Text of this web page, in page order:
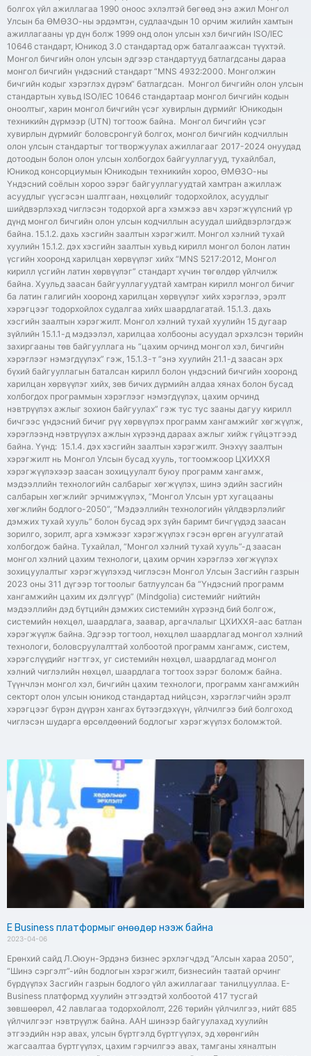
болгох үйл ажиллагаа 1990 оноос эхлэлтэй бөгөөд энэ ажил Монгол
Улсын ба ӨМӨЗО-ны эрдэмтэн, судлаачдын 10 орчим жилийн хамтын
ажиллагааны үр дүн болж 1999 онд олон улсын хэл бичгийн ISO/IEC
10646 стандарт, Юникод 3.0 стандартад орж баталгаажсан түүхтэй.
Монгол бичгийн олон улсын эдгээр стандартууд батлагдсаны дараа
монгол бичгийн үндэсний стандарт “MNS 4932:2000. Монголжин
бичгийн кодыг хэрэглэх дүрэм“ батлагдсан. Монгол бичгийн олон улсын
стандартын хувьд ISO/IEC 10646 стандартаар монгол бичгийн кодын
оноолтыг, харин монгол бичгийн үсэг хувирлын дүрмийг Юникодын
техникийн дүрмээр (UTN) тогтоож байна. Монгол бичгийн үсэг
хувирлын дүрмийг боловсронгуй болгох, монгол бичгийн кодчиллын
олон улсын стандартыг тогтворжуулах ажиллагааг 2017-2024 онуудад
дотоодын болон олон улсын холбогдох байгууллагууд, тухайлбал,
Юникод консорциумын Юникодын техникийн хороо, ӨМӨЗО-ны
Үндэсний соёлын хороо зэрэг байгууллагуудтай хамтран ажиллаж
асуудлыг үүсгэсэн шалтгаан, нөхцөлийг тодорхойлох, асуудлыг
шийдвэрлэхэд чиглэсэн тодорхой арга хэмжээ авч хэрэгжүүлсний үр
дүнд монгол бичгийн олон улсын кодчиллын асуудал шийдвэрлэгдэж
байна. 15.1.2. дахь хэсгийн заалтын хэрэгжилт. Монгол хэлний тухай
хуулийн 15.1.2. дэх хэсгийн заалтын хувьд кирилл монгол болон латин
үсгийн хооронд харилцан хөрвүүлэг хийх “MNS 5217:2012, Монгол
кирилл үсгийн латин хөрвүүлэг” стандарт хүчин төгөлдөр үйлчилж
байна. Хуульд заасан байгууллагуудтай хамтран кирилл монгол бичиг
ба латин галигийн хооронд харилцан хөрвүүлэг хийх хэрэглээ, эрэлт
хэрэгцээг тодорхойлох судалгаа хийх шаардлагатай. 15.1.3. дахь
хэсгийн заалтын хэрэгжилт. Монгол хэлний тухай хуулийн 15 дугаар
зүйлийн 15.1.1-д мэдээлэл, харилцаа холбооны асуудал эрхэлсэн төрийн
захиргааны төв байгууллага нь “цахим орчинд монгол хэл, бичгийн
хэрэглээг нэмэгдүүлэх” гэж, 15.1.3-т “энэ хуулийн 21.1-д заасан эрх
бүхий байгууллагын баталсан кирилл болон үндэсний бичгийн хооронд
харилцан хөрвүүлэг хийх, зөв бичих дүрмийн алдаа хянах болон бусад
холбогдох программын хэрэглээг нэмэгдүүлэх, цахим орчинд
нэвтрүүлэх ажлыг зохион байгуулах” гэж тус тус зааны дагуу кирилл
бичгээс үндэсний бичиг рүү хөрвүүлэх программ хангамжийг хөгжүүлж,
хэрэглээнд нэвтрүүлэх ажлын хүрээнд дараах ажлыг хийж гүйцэтгээд
байна. Үүнд: 15.1.4. дэх хэсгийн заалтын хэрэгжилт. Энэхүү заалтын
хэрэгжилт нь Монгол Улсын бусад хууль, тогтоомжоор ЦХИХХЯ
хэрэгжүүлэхээр заасан зохицуулалт буюу программ хангамж,
мэдээллийн технологийн салбарыг хөгжүүлэх, шинэ эдийн засгийн
салбарын хөгжлийг эрчимжүүлэх, “Монгол Улсын урт хугацааны
хөгжлийн бодлого-2050”, “Мэдээллийн технологийн үйлдвэрлэлийг
дэмжих тухай хууль” болон бусад эрх зүйн баримт бичгүүдэд заасан
зорилго, зорилт, арга хэмжээг хэрэгжүүлэх гэсэн өргөн агуулгатай
холбогдож байна. Тухайлал, “Монгол хэлний тухай хууль”-д заасан
монгол хэлний цахим технологи, цахим орчин хэрэглээ хөгжүүлэх
зохицуулалтыг хэрэгжүүлэхэд чиглэсэн Монгол Улсын Засгийн газрын
2023 оны 311 дүгээр тогтоолыг батлуулсан ба “Үндэсний программ
хангамжийн цахим их дэлгүүр” (Mindgolia) системийг нийтийн
мэдээллийн дэд бүтцийн дэмжих системийн хүрээнд бий болгож,
системийн нөхцөл, шаардлага, заавар, аргачлалыг ЦХИХХЯ-аас батлан
хэрэгжүүлж байна. Эдгээр тогтоол, нөхцлөл шаардлагад монгол хэлний
технологи, боловсруулалттай холбоотой программ хангамж, систем,
хэрэгслүүдийг нэгтгэх, уг системийн нөхцөл, шаардлагад монгол
хэлний чиглэлийн нөхцөл, шаардлага тогтоох зэрэг боломж байна.
Түүнчлэн монгол хэл, бичгийн цахим технологи, программ хангамжийн
секторт олон улсын юникод стандартад нийцсэн, хэрэглэгчийн эрэлт
хэрэгцээг бүрэн дүүрэн хангах бүтээгдэхүүн, үйлчилгээ бий болгоход
чиглэсэн шударга өрсөлдөөний бодлогыг хэрэгжүүлэх боломжтой.
E Business платформыг өнөөдөр нээж байна
2023-04-06
Ерөнхий сайд Л.Оюун-Эрдэнэ бизнес эрхлэгчдэд “Алсын хараа 2050”,
“Шинэ сэргэлт”-ийн бодлогын хэрэгжилт, бизнесийн таатай орчинг
бүрдүүлэх Засгийн газрын бодлого үйл ажиллагааг танилцууллаа. Е-
Business платформд хуулийн этгээдтэй холбоотой 417 тусгай
зөвшөөрөл, 42 лавлагаа тодорхойлолт, 226 төрийн үйлчилгээ, нийт 685
үйлчилгээг нэвтрүүлж байна. ААН шинээр байгуулахад хуулийн
этгээдийн нэр авах, улсын бүртгэлд бүртгүүлэх, эд хөрөнгийн
жагсаалтаа бүртгүүлэх, цахим гэрчилгээ авах, тамганы хяналтын